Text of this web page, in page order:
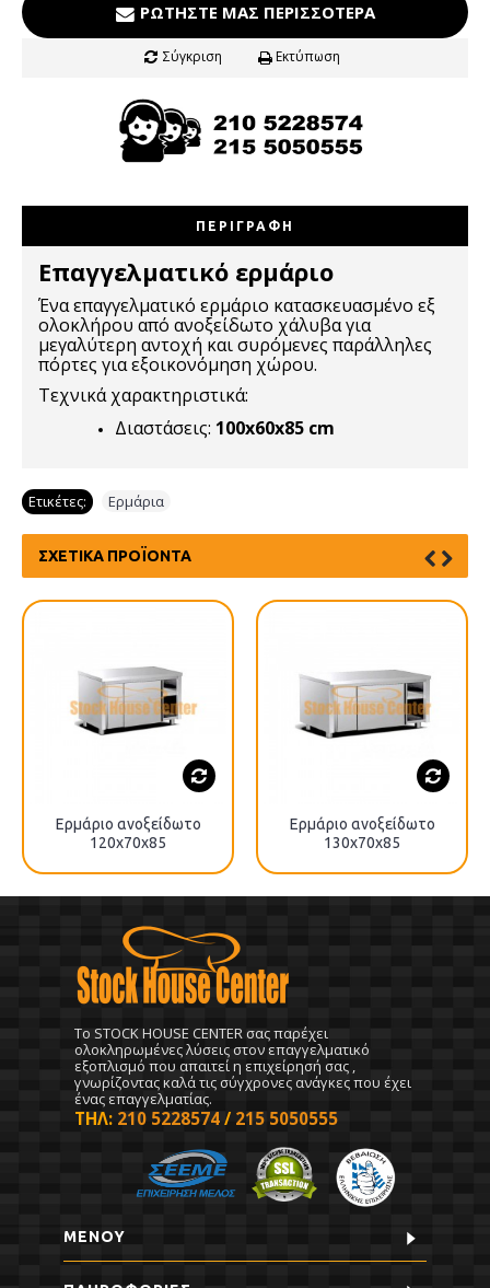
ΡΩΤΉΣΤΕ ΜΑΣ ΠΕΡΙΣΣΌΤΕΡΑ
Σύγκριση Εκτύπωση
ΠΕΡΙΓΡΑΦΉ
Επαγγελματικό ερμάριο
Ένα επαγγελματικό ερμάριο κατασκευασμένο εξ
ολοκλήρου από ανοξείδωτο χάλυβα για
μεγαλύτερη αντοχή και συρόμενες παράλληλες
πόρτες για εξοικονόμηση χώρου.
Τεχνικά χαρακτηριστικά:
Διαστάσεις: 100x60x85 cm
Ετικέτες: Ερμάρια
ΣΧΕΤΙΚΆ ΠΡΟΪΌΝΤΑ
Ερμάριο ανοξείδωτο
120x70x85
Ερμάριο ανοξείδωτο
130x70x85
To STOCK HOUSE CENTER σας παρέχει
ολοκληρωμένες λύσεις στον επαγγελματικό
εξοπλισμό που απαιτεί η επιχείρησή σας ,
γνωρίζοντας καλά τις σύγχρονες ανάγκες που έχει
ένας επαγγελματίας.
ΤΗΛ: 210 5228574 / 215 5050555
ΜΕΝΟΥ